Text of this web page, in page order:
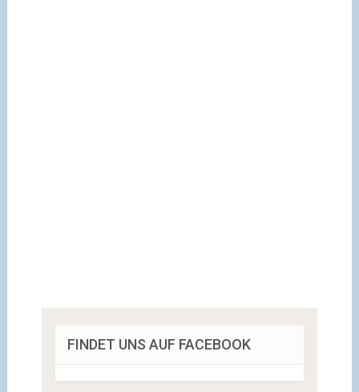
FINDET UNS AUF FACEBOOK